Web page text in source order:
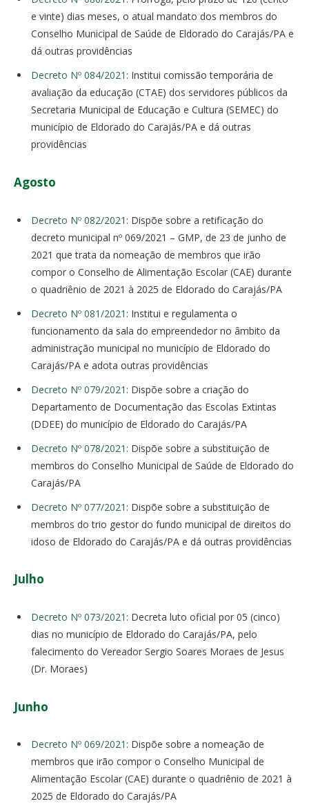
e vinte) dias meses, o atual mandato dos membros do
Conselho Municipal de Saúde de Eldorado do Carajás/PA e
dá outras providências
Decreto Nº 084/2021 : Institui comissão temporária de
avaliação da educação (CTAE) dos servidores públicos da
Secretaria Municipal de Educação e Cultura (SEMEC) do
município de Eldorado do Carajás/PA e dá outras
providências
Agosto
Decreto Nº 082/2021 : Dispõe sobre a retificação do
decreto municipal nº 069/2021 – GMP, de 23 de junho de
2021 que trata da nomeação de membros que irão
compor o Conselho de Alimentação Escolar (CAE) durante
o quadriênio de 2021 à 2025 de Eldorado do Carajás/PA
Decreto Nº 081/2021 : Institui e regulamenta o
funcionamento da sala do empreendedor no âmbito da
administração municipal no município de Eldorado do
Carajás/PA e adota outras providências
Decreto Nº 079/2021 : Dispõe sobre a criação do
Departamento de Documentação das Escolas Extintas
(DDEE) do município de Eldorado do Carajás/PA
Decreto Nº 078/2021 : Dispõe sobre a substituição de
membros do Conselho Municipal de Saúde de Eldorado do
Carajás/PA
Decreto Nº 077/2021 : Dispõe sobre a substituição de
membros do trio gestor do fundo municipal de direitos do
idoso de Eldorado do Carajás/PA e dá outras providências
Julho
Decreto Nº 073/2021 : Decreta luto oficial por 05 (cinco)
dias no município de Eldorado do Carajás/PA, pelo
falecimento do Vereador Sergio Soares Moraes de Jesus
(Dr. Moraes)
Junho
Decreto Nº 069/2021 : Dispõe sobre a nomeação de
membros que irão compor o Conselho Municipal de
Alimentação Escolar (CAE) durante o quadriênio de 2021 à
2025 de Eldorado do Carajás/PA